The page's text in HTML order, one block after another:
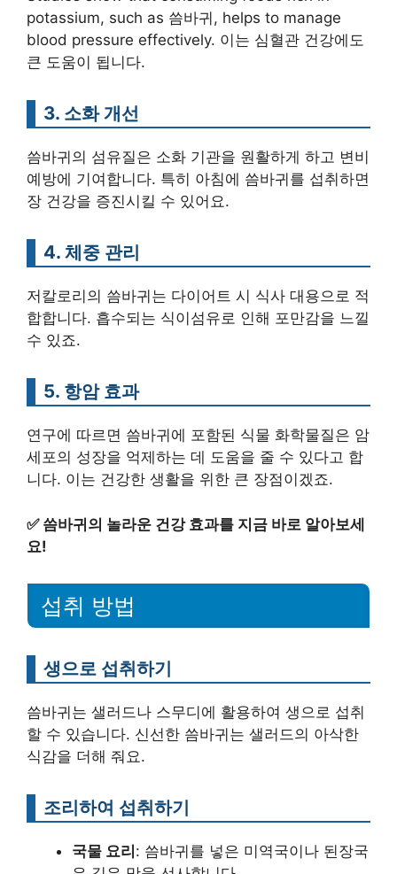
potassium, such as 씀바귀, helps to manage
blood pressure effectively. 이는 심혈관 건강에도
큰 도움이 됩니다.
3. 소화 개선
씀바귀의 섬유질은 소화 기관을 원활하게 하고 변비
예방에 기여합니다. 특히 아침에 씀바귀를 섭취하면
장 건강을 증진시킬 수 있어요.
4. 체중 관리
저칼로리의 씀바귀는 다이어트 시 식사 대용으로 적
합합니다. 흡수되는 식이섬유로 인해 포만감을 느낄
수 있죠.
5. 항암 효과
연구에 따르면 씀바귀에 포함된 식물 화학물질은 암
세포의 성장을 억제하는 데 도움을 줄 수 있다고 합
니다. 이는 건강한 생활을 위한 큰 장점이겠죠.
✅ 씀바귀의 놀라운 건강 효과를 지금 바로 알아보세
요!
섭취 방법
생으로 섭취하기
씀바귀는 샐러드나 스무디에 활용하여 생으로 섭취
할 수 있습니다. 신선한 씀바귀는 샐러드의 아삭한
식감을 더해 줘요.
조리하여 섭취하기
국물 요리 : 씀바귀를 넣은 미역국이나 된장국